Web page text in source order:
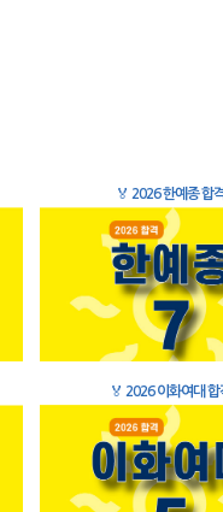
🏅 2026 한예종 합
🏅 2026 이화여대 합